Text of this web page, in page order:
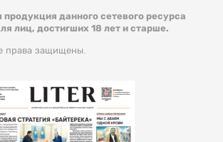
данного сетевого ресурса
лиц, достигших 18 лет и старше.
права защищены.